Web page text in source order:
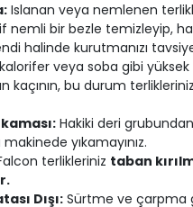
Islanan veya nemlenen
nemli bir bezle temizleyip,
halinde kurutmanızı
kalorifer veya soba gibi yüksek
kaçının, bu durum
Hakiki deri
yıkamayınız.
terlikleriniz taban
Dışı:Sürtme ve çarpma